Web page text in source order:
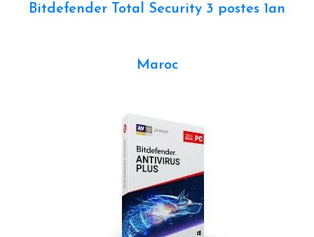
Bitdefender Total Security 3 postes 1an
Maroc